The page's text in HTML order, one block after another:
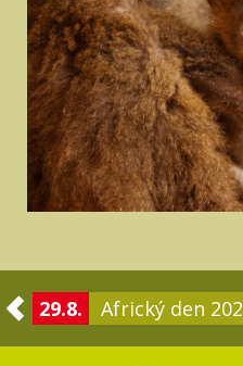
29.8. Africký den